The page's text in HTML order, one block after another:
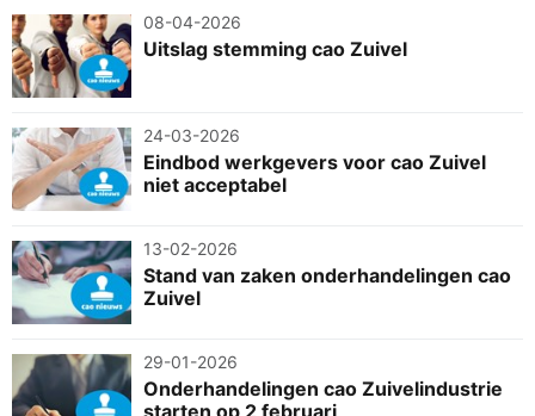
08-04-2026
Uitslag stemming cao Zuivel
24-03-2026
Eindbod werkgevers voor cao Zuivel
niet acceptabel
13-02-2026
Stand van zaken onderhandelingen cao
Zuivel
29-01-2026
Onderhandelingen cao Zuivelindustrie
starten op 2 februari